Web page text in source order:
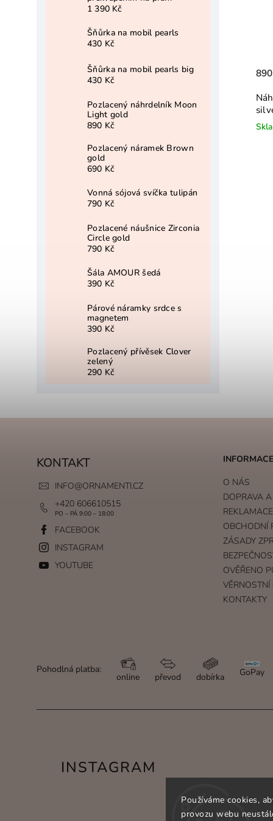
Používáme cookies,
provozu webu
1 390 Kč
Šňůrka na mobil pearls
430 Kč
Šňůrka na mobil pearls big
430 Kč
Pozlacený náhrdelník Moon
Light gold
890 Kč
Pozlacený náramek Brown
gold
690 Kč
Vonná sójová svíčka tulipán
790 Kč
Pozlacené náušnice Zirconia
Circle gold
790 Kč
Šála AMOUR šedá
390 Kč
Párové náramky srdce s
magnetem
390 Kč
Pozlacený přívěsek Clover
zelený
290 Kč
KONTAKT
INFO@ORNAMENTI.CZ
+420 606610515
PO – PÁ 9:00 – 18:00
FACEBOOK
INSTAGRAM
YOUTUBE
O NÁS
DOPRAVA
OBCHODNÍ
ZÁSADY
OVĚŘENO
KONTAKTY
INSTAGRAM
Pohodlná platba:
online převod dobírka GoPay